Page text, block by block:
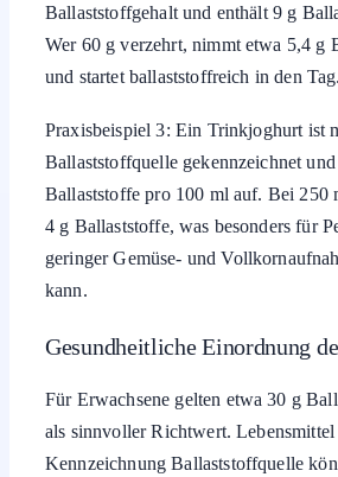
Ballaststoffgehalt und enthält 9 g
Wer 60 g verzehrt, nimmt etwa 5,4 g
und startet ballaststoffreich in den Tag.
Praxisbeispiel 3: Ein Trinkjoghurt ist
Ballaststoffquelle gekennzeichnet
Ballaststoffe pro 100 ml auf. Bei 250
4 g Ballaststoffe, was besonders für
geringer Gemüse- und
kann.
Gesundheitliche Einordnung
Für Erwachsene gelten etwa 30 g
als sinnvoller Richtwert.
Kennzeichnung Ballaststoffquelle